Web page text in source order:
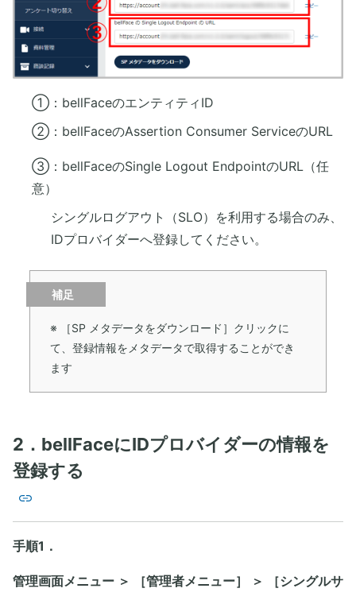
①：bellFaceのエンティティID
②：bellFaceのAssertion Consumer ServiceのURL
③：bellFaceのSingle Logout EndpointのURL（任
意）
シングルログアウト（SLO）を利用する場合のみ、
IDプロバイダーへ登録してください。
補足
※ ［SP メタデータをダウンロード］クリックに
て、登録情報をメタデータで取得することができ
ます
2．bellFaceにIDプロバイダーの情報を
登録する
手順1．
管理画面メニュー ＞ ［管理者メニュー］ ＞ ［シングルサ